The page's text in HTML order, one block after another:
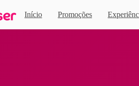
Início Promoções